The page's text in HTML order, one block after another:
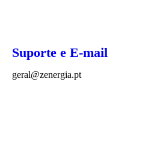
Suporte e E-mail
geral@zenergia.pt